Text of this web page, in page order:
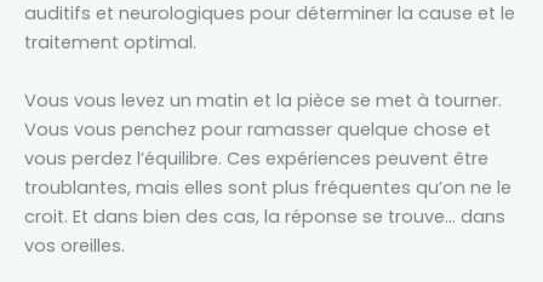
auditifs et neurologiques pour déterminer la cause et le
traitement optimal.
Vous vous levez un matin et la pièce se met à tourner.
Vous vous penchez pour ramasser quelque chose et
vous perdez l’équilibre. Ces expériences peuvent être
troublantes, mais elles sont plus fréquentes qu’on ne le
croit. Et dans bien des cas, la réponse se trouve… dans
vos oreilles.